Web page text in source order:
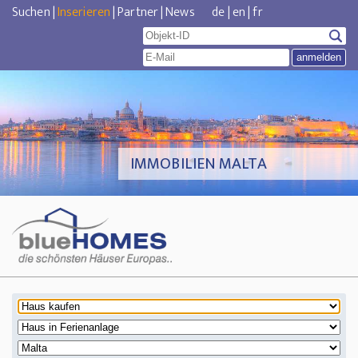
Suchen|Inserieren|Partner|News de|en|fr
IMMOBILIEN MALTA